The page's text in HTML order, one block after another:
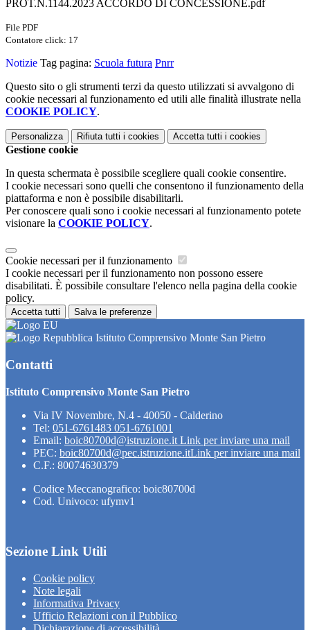
PROT.N.1144.2023 ACCORDO DI CONCESSIONE.pdf
File PDF
Contatore click: 17
Notizie Tag pagina: Scuola futura Pnrr
Questo sito o gli strumenti terzi da questo utilizzati si avvalgono di
cookie necessari al funzionamento ed utili alle finalità illustrate nella
COOKIE POLICY.
Personalizza Rifiuta tutti i cookies Accetta tutti i cookies
Gestione cookie
In questa schermata è possibile scegliere quali cookie consentire.
I cookie necessari sono quelli che consentono il funzionamento della
piattaforma e non è possibile disabilitarli.
Per conoscere quali sono i cookie necessari al funzionamento potete
visionare la COOKIE POLICY.
Cookie necessari per il funzionamento
I cookie necessari per il funzionamento non possono essere
disabilitati. È possibile consultare l'elenco nella pagina della cookie
policy.
Accetta tutti Salva le preferenze
Istituto Comprensivo Monte San Pietro
Contatti
Istituto Comprensivo Monte San Pietro
Via IV Novembre, N.4 - 40050 - Calderino
Tel: 051-6761483 051-6761001
Email: boic80700d@istruzione.it Link per inviare una mail
PEC: boic80700d@pec.istruzione.itLink per inviare una mail
C.F.: 80074630379
Codice Meccanografico: boic80700d
Cod. Univoco: ufymv1
Sezione Link Utili
Cookie policy
Note legali
Informativa Privacy
Ufficio Relazioni con il Pubblico